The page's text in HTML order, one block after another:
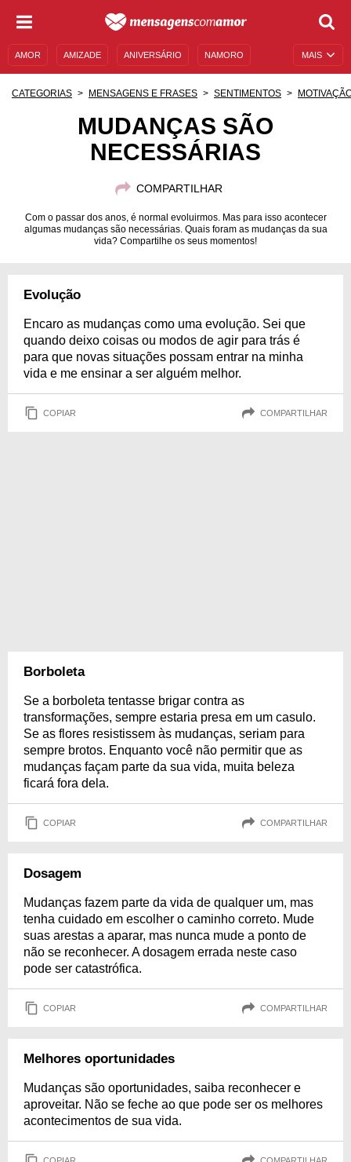
MAIS
AMOR AMIZADE ANIVERSÁRIO NAMORO
DESCULPAS
MENSAGENS E FRASES MENSAGENS DE ANIVERSÁRIO
CATEGORIAS MENSAGENS E FRASES SENTIMENTOS
MUDANÇAS SÃO
NECESSÁRIAS
COMPARTILHAR
Com o passar dos anos, é normal evoluirmos. Mas para isso acontecer
algumas mudanças são necessárias. Quais foram as mudanças da sua
vida? Compartilhe os seus momentos!
Evolução
Encaro as mudanças como uma evolução. Sei que
quando deixo coisas ou modos de agir para trás é
para que novas situações possam entrar na minha
vida e me ensinar a ser alguém melhor.
COPIAR COMPARTILHAR
Borboleta
Se a borboleta tentasse brigar contra as
transformações, sempre estaria presa em um casulo.
Se as flores resistissem às mudanças, seriam para
sempre brotos. Enquanto você não permitir que as
mudanças façam parte da sua vida, muita beleza
ficará fora dela.
COPIAR COMPARTILHAR
Dosagem
Mudanças fazem parte da vida de qualquer um, mas
tenha cuidado em escolher o caminho correto. Mude
suas arestas a aparar, mas nunca mude a ponto de
não se reconhecer. A dosagem errada neste caso
pode ser catastrófica.
COPIAR COMPARTILHAR
Melhores oportunidades
Mudanças são oportunidades, saiba reconhecer e
aproveitar. Não se feche ao que pode ser os melhores
acontecimentos de sua vida.
COPIAR COMPARTILHAR